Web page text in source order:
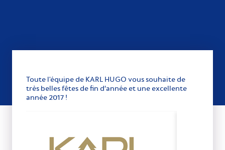
Toute l'équipe de KARL HUGO vous souhaite de
très belles fêtes de fin d’année et une excellente
année 2017 !